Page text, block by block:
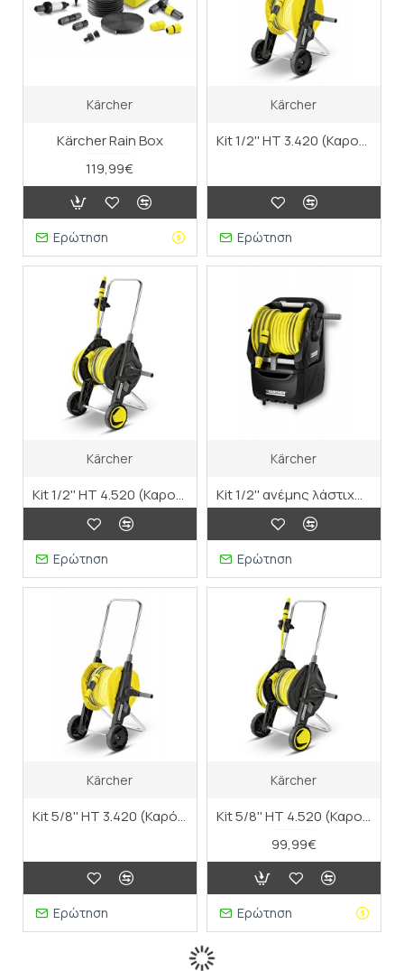
Kärcher
Kärcher Rain Box
119,99€
Ερώτηση
Kärcher
Kit 1/2'' HT 3.420 (Καροτσάκι λάστιχου "Good")
Ερώτηση
Kärcher
Kit 1/2'' HT 4.520 (Καροτσάκι λάστιχου "Better")
Ερώτηση
Kärcher
Kit 1/2'' ανέμης λάστιχου HR 7.315
Ερώτηση
Kärcher
Kit 5/8'' HT 3.420 (Καρότσάκι λάστιχου "Good")
Ερώτηση
Kärcher
Kit 5/8'' HT 4.520 (Καροτσάκι λάστιχου "Better")
99,99€
Ερώτηση